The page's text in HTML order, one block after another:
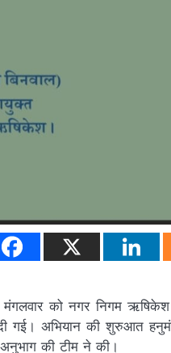
को नगर निगम ऋषिकेश
अभियान की शुरुआत
अनुभाग की टीम ने की।